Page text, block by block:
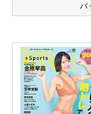
バ